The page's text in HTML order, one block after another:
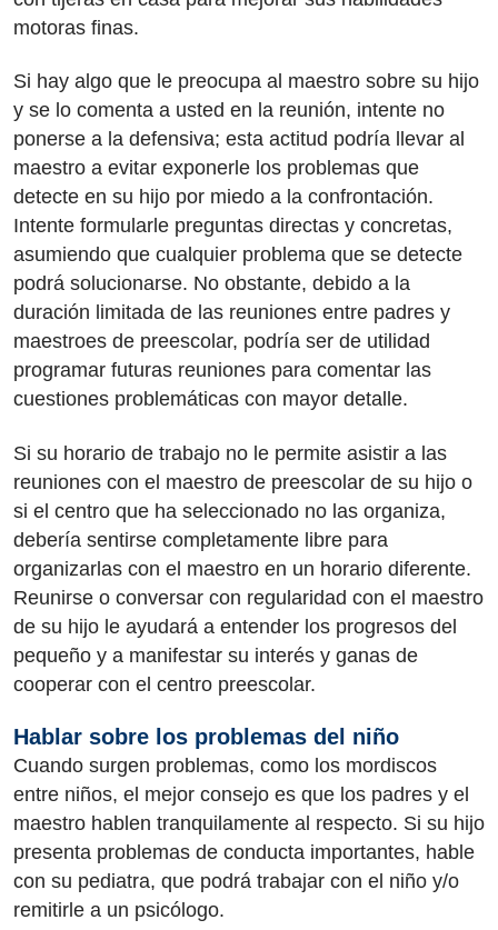
motoras finas.
Si hay algo que le preocupa al maestro sobre su hijo
y se lo comenta a usted en la reunión, intente no
ponerse a la defensiva; esta actitud podría llevar al
maestro a evitar exponerle los problemas que
detecte en su hijo por miedo a la confrontación.
Intente formularle preguntas directas y concretas,
asumiendo que cualquier problema que se detecte
podrá solucionarse. No obstante, debido a la
duración limitada de las reuniones entre padres y
maestroes de preescolar, podría ser de utilidad
programar futuras reuniones para comentar las
cuestiones problemáticas con mayor detalle.
Si su horario de trabajo no le permite asistir a las
reuniones con el maestro de preescolar de su hijo o
si el centro que ha seleccionado no las organiza,
debería sentirse completamente libre para
organizarlas con el maestro en un horario diferente.
Reunirse o conversar con regularidad con el maestro
de su hijo le ayudará a entender los progresos del
pequeño y a manifestar su interés y ganas de
cooperar con el centro preescolar.
Hablar sobre los problemas del niño
Cuando surgen problemas, como los mordiscos
entre niños, el mejor consejo es que los padres y el
maestro hablen tranquilamente al respecto. Si su hijo
presenta problemas de conducta importantes, hable
con su pediatra, que podrá trabajar con el niño y/o
remitirle a un psicólogo.